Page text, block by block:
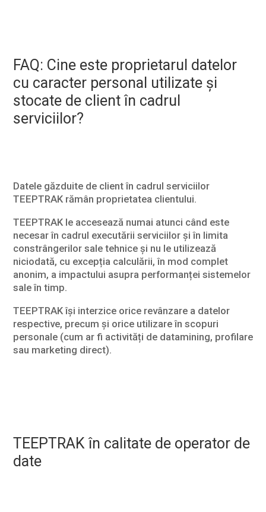
FAQ: Cine este proprietarul datelor
cu caracter personal utilizate și
stocate de client în cadrul
serviciilor?
Datele găzduite de client în cadrul serviciilor
TEEPTRAK rămân proprietatea clientului.
TEEPTRAK le accesează numai atunci când este
necesar în cadrul executării serviciilor și în limita
constrângerilor sale tehnice și nu le utilizează
niciodată, cu excepția calculării, în mod complet
anonim, a impactului asupra performanței sistemelor
sale în timp.
TEEPTRAK își interzice orice revânzare a datelor
respective, precum și orice utilizare în scopuri
personale (cum ar fi activități de datamining, profilare
sau marketing direct).
TEEPTRAK în calitate de operator de
date